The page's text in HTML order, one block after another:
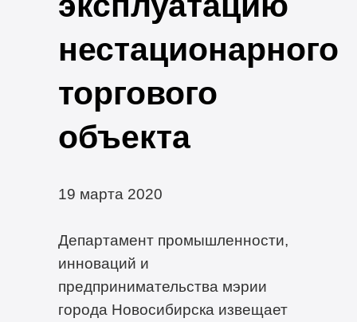
нестационарного
торгового
объекта
19 марта 2020
Департамент промышленности,
инноваций и
предпринимательства мэрии
города Новосибирска извещает